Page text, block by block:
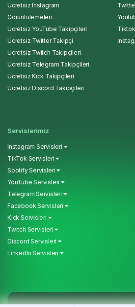
Ücretsiz Instagram
Görüntülemeleri
Ücretsiz YouTube Takipçileri
Ücretsiz Twitter Takipçi
Ücretsiz Twitch Takipçileri
Ücretsiz Telegram Takipçileri
Ücretsiz Kick Takipçileri
Ücretsiz Discord Takipçileri
Tiktok
Servislerimiz
Instagram Servisleri
TikTok Servisleri
Spotify Servisleri
YouTube Servisleri
Telegram Servisleri
Facebook Servisleri
Kick Servisleri
Twitch Servisleri
Discord Servisleri
LinkedIn Servisleri